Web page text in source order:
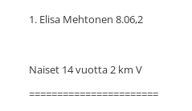
1. Elisa Mehtonen 8.06,2
Naiset 14 vuotta 2 km V
=======================